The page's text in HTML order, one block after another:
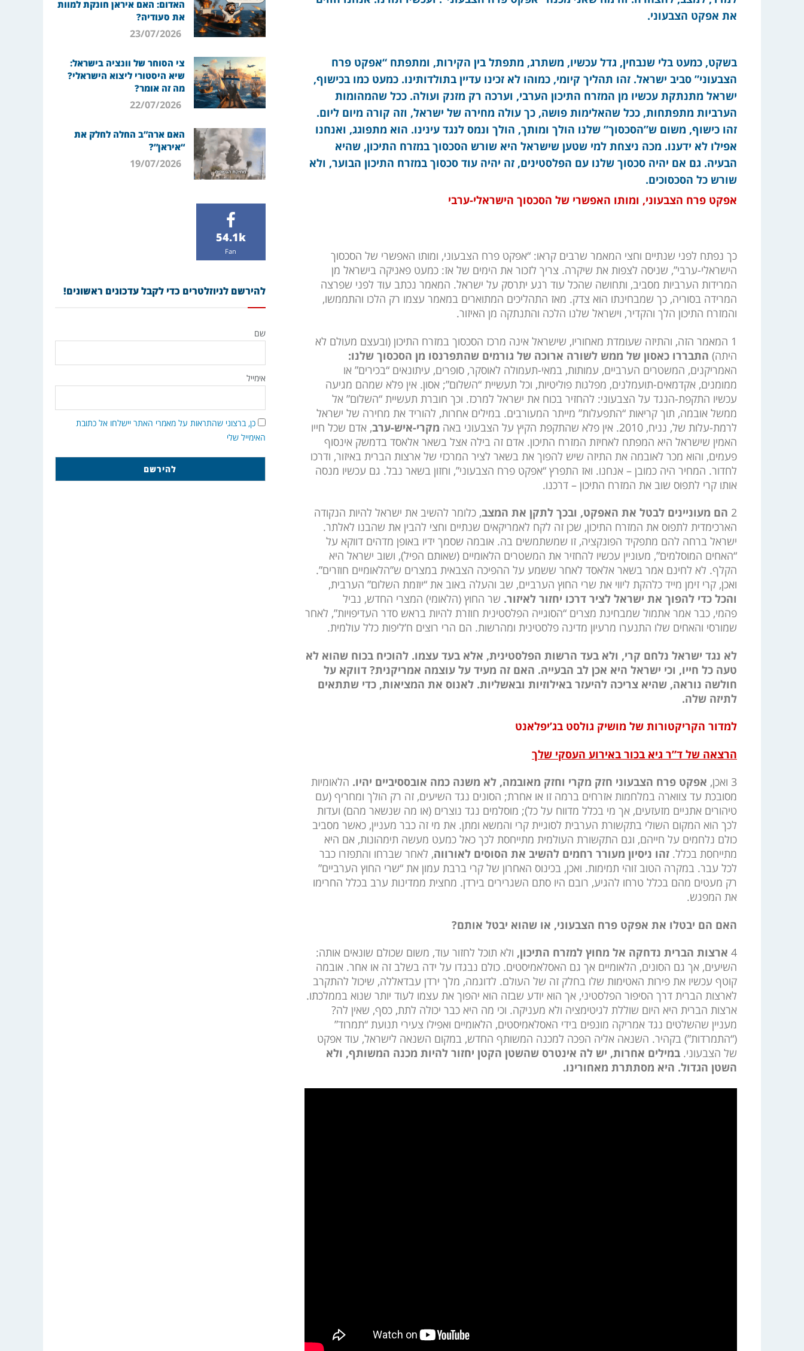
את אפקט הצבעוני.
בשקט, כמעט בלי שנבחין, גדל עכשיו, משתרג, מתפתל בין הקירות, ומתפתח “אפקט פרח
הצבעוני” סביב ישראל. זהו תהליך קיומי, כמוהו לא זכינו עדיין בתולדותינו. כמעט כמו בכישוף,
ישראל מתנתקת עכשיו מן המזרח התיכון הערבי, וערכה רק מזנק ועולה. ככל שהמהומות
הערביות מתפתחות, ככל שהאלימות פושה, כך עולה מחירה של ישראל, וזה קורה מיום ליום.
זהו כישוף, משום ש”הסכסוך” שלנו הולך ומותך, הולך ונמס לנגד עינינו. הוא מתפוגג, ואנחנו
אפילו לא ידענו. מכה ניצחת למי שטען שישראל היא שורש הסכסוך במזרח התיכון, שהיא
הבעיה. גם אם יהיה סכסוך שלנו עם הפלסטינים, זה יהיה עוד סכסוך במזרח התיכון הבוער, ולא
שורש כל הסכסוכים.
אפקט פרח הצבעוני, ומותו האפשרי של הסכסוך הישראלי-ערבי
כך נפתח לפני שנתיים וחצי המאמר שרבים קראו: “אפקט פרח הצבעוני, ומותו האפשרי של הסכסוך
הישראלי-ערבי”, שניסה לצפות את שיקרה. צריך לזכור את הימים של אז: כמעט פאניקה בישראל מן
המרידות הערביות מסביב, ותחושה שהכל עוד רגע יתרסק על ישראל. המאמר נכתב עוד לפני שפרצה
המרידה בסוריה, כך שמבחינתו הוא צדק. מאז התהליכים המתוארים במאמר עצמו רק הלכו והתממשו,
והמזרח התיכון הלך והקדיר, וישראל שלנו הלכה והתנתקה מן האיזור.
1 המאמר הזה, והתיזה שעומדת מאחוריו, שישראל אינה מרכז הסכסוך במזרח התיכון (ובעצם מעולם לא
היתה) התבררו כאסון של ממש לשורה ארוכה של גורמים שהתפרנסו מן הסכסוך שלנו:
האמריקנים, המשטרים הערביים, עמותות, במאי-תעמולה לאוסקר, סופרים, עיתונאים “בכירים” או
ממומנים, אקדמאים-תועמלנים, מפלגות פוליטיות, וכל תעשיית “השלום”; אסון. אין פלא שמהם מגיעה
עכשיו התקפת-הנגד על הצבעוני: להחזיר בכוח את ישראל למרכז. וכך חוברת תעשיית “השלום” אל
ממשל אובמה, תוך קריאות “התפעלות” מייתר המעורבים. במילים אחרות, להוריד את מחירה של ישראל
לרמת-עלות של, נניח, 2010. אין פלא שהתקפת הקיץ על הצבעוני באה
מקרי-איש-ערב, אדם שכל חייו
האמין שישראל היא המפתח לאחיזת המזרח התיכון. אדם זה בילה אצל בשאר אלאסד בדמשק אינסוף
פעמים, והוא מכר לאובמה את התיזה שיש להפוך את בשאר לציר המרכזי של ארצות הברית באיזור, ודרכו
לחדור. המחיר היה כמובן – אנחנו. ואז התפרץ “אפקט פרח הצבעוני”, וחזון בשאר נבל. גם עכשיו מנסה
אותו קרי לתפוס שוב את המזרח התיכון – דרכנו.
2 הם מעוניינים לבטל את האפקט, ובכך לתקן את המצב, כלומר להשיב את ישראל להיות הנקודה
הארכימדית לתפוס את המזרח התיכון, שכן זה לקח לאמריקאים שנתיים וחצי להבין את שהבנו לאלתר.
ישראל ברחה להם מתפקיד הפונקציה, זו שמשתמשים בה. אובמה שסמך ידיו באופן מדהים דווקא על
“האחים המוסלמים”, מעוניין עכשיו להחזיר את המשטרים הלאומיים (שאותם הפיל), ושוב ישראל היא
הקלף. לא לחינם אמר בשאר אלאסד לאחר ששמע על ההפיכה הצבאית במצרים ש”הלאומיים חוזרים”.
ואכן, קרי זימן מייד כלהקת ליווי את שרי החוץ הערביים, שב והעלה באוב את “יוזמת השלום” הערבית,
והכל כדי להפוך את ישראל לציר דרכו יחזור לאיזור. שר החוץ (הלאומי) המצרי החדש, נביל
פהמי, כבר אמר אתמול שמבחינת מצרים “הסוגייה הפלסטינית חוזרת להיות בראש סדר העדיפויות”, לאחר
שמורסי והאחים שלו התנערו מרעיון מדינה פלסטינית ומהרשות. הם הרי רוצים ח’ליפות כלל עולמית.
לא נגד ישראל נלחם קרי, ולא בעד הרשות הפלסטינית, אלא בעד עצמו. להוכיח בכוח שהוא לא
טעה כל חייו, וכי ישראל היא אכן לב הבעייה. האם זה מעיד על עוצמה אמריקנית? דווקא על
חולשה נוראה, שהיא צריכה להיעזר באילוזיות ובאשליות. לאנוס את המציאות, כדי שתתאים
לתיזה שלה.
למדור הקריקטורות של מושיק גולסט בג’יפלאנט
הרצאה של ד”ר גיא בכור באירוע העסקי שלך
3 ואכן,
אפקט פרח הצבעוני חזק מקרי וחזק מאובמה, לא משנה כמה אובססיביים יהיו. הלאומיות
מסובכת עד צווארה במלחמות אזרחים ברמה זו או אחרת; הסונים נגד השיעים, זה רק הולך ומחריף (עם
טיהורים אתניים מזעזעים, אך מי בכלל מדווח על כל); מוסלמים נגד נוצרים (או מה שנשאר מהם) ועדות
לכך הוא המקום השולי בתקשורת הערבית לסוגיית קרי והמשא ומתן. את מי זה כבר מעניין, כאשר מסביב
כולם נלחמים על חייהם, וגם התקשורת העולמית מתייחסת לכך כאל כמעט מעשה תימהונות, אם היא
מתייחסת בכלל. זהו ניסיון מעורר רחמים להשיב את הסוסים לאורווה, לאחר שברחו והתפזרו כבר
לכל עבר. במקרה הטוב זוהי תמימות. ואכן, בכינוס האחרון של קרי ברבת עמון את “שרי החוץ הערביים”
רק מעטים מהם בכלל טרחו להגיע, רובם היו סתם השגרירים בירדן. מחצית ממדינות ערב בכלל החרימו
את המפגש.
האם הם יבטלו את אפקט פרח הצבעוני, או שהוא יבטל אותם?
4 ארצות הברית נדחקה אל מחוץ למזרח התיכון, ולא תוכל לחזור עוד, משום שכולם שונאים אותה:
השיעים, אך גם הסונים, הלאומיים אך גם האסלאמיסטים. כולם נבגדו על ידה בשלב זה או אחר. אובמה
קוטף עכשיו את פירות האטימות שלו בחלק זה של העולם. לדוגמה, מלך ירדן עבדאללה, שיכול להתקרב
לארצות הברית דרך הסיפור הפלסטיני, אך הוא יודע שבזה הוא יהפוך את עצמו לעוד יותר שנוא בממלכתו.
ארצות הברית היא היום שוללת לגיטימציה ולא מעניקה. וכי מה היא כבר יכולה לתת, כסף, שאין לה?
מעניין שהשלטים נגד אמריקה מונפים בידי האסלאמיסטים, הלאומיים ואפילו צעירי תנועת “תמרוד”
(“התמרדות”) בקהיר. השנאה אליה הפכה למכנה המשותף החדש, במקום השנאה לישראל, עוד אפקט
של הצבעוני. במילים אחרות, יש לה אינטרס שהשטן הקטן יחזור להיות מכנה המשותף, ולא
השטן הגדול. היא מסתתרת מאחורינו.
האדום: האם איראן חונקת למוות
את סעודיה?
23/07/2026
צי הסוחר של וונציה בישראל:
שיא היסטורי ליצוא הישראלי?
מה זה אומר?
22/07/2026
האם ארה”ב החלה לחלק את
“איראן”?
19/07/2026
54.1k
Fan
להירשם לניוזלטרים כדי לקבל עדכונים ראשונים!
שם
אימייל
כן, ברצוני שהתראות על מאמרי האתר יישלחו אל כתובת
האימייל שלי